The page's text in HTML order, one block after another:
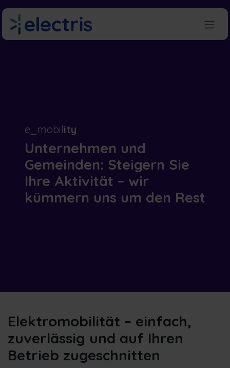
Zum Inhalt springen
e_mobility
Unternehmen und
Gemeinden: Steigern Sie
Ihre Aktivität – wir
kümmern uns um den Rest
Elektromobilität – einfach,
zuverlässig und auf Ihren
Betrieb zugeschnitten